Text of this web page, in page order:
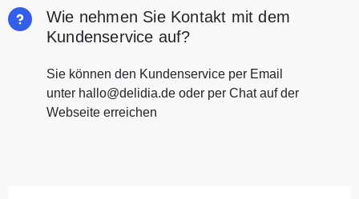
Wie nehmen Sie Kontakt mit dem
Kundenservice auf?
Sie können den Kundenservice per Email
unter hallo@delidia.de oder per Chat auf der
Webseite erreichen